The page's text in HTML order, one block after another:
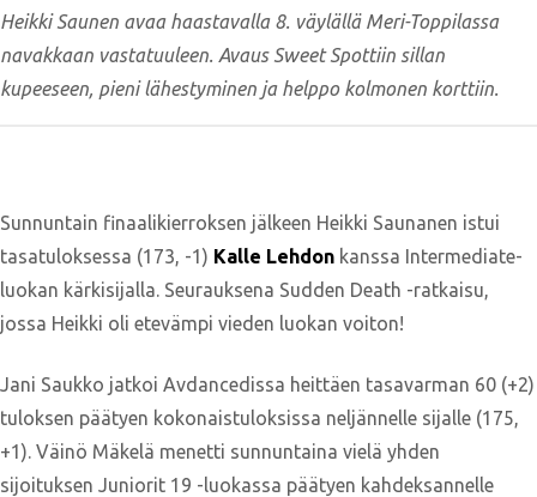
Heikki Saunen avaa haastavalla 8. väylällä Meri-Toppilassa
navakkaan vastatuuleen. Avaus Sweet Spottiin sillan
kupeeseen, pieni lähestyminen ja helppo kolmonen korttiin.
Sunnuntain finaalikierroksen jälkeen Heikki Saunanen istui
tasatuloksessa (173, -1) Kalle Lehdon kanssa Intermediate-
luokan kärkisijalla. Seurauksena Sudden Death -ratkaisu,
jossa Heikki oli etevämpi vieden luokan voiton!
Jani Saukko jatkoi Avdancedissa heittäen tasavarman 60 (+2)
tuloksen päätyen kokonaistuloksissa neljännelle sijalle (175,
+1). Väinö Mäkelä menetti sunnuntaina vielä yhden
sijoituksen Juniorit 19 -luokassa päätyen kahdeksannelle